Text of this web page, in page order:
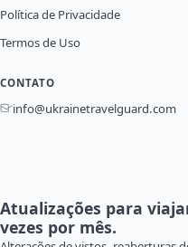
Política de Privacidade
Termos de Uso
CONTATO
info@ukrainetravelguard.com
Atualizações para
vezes por mês.